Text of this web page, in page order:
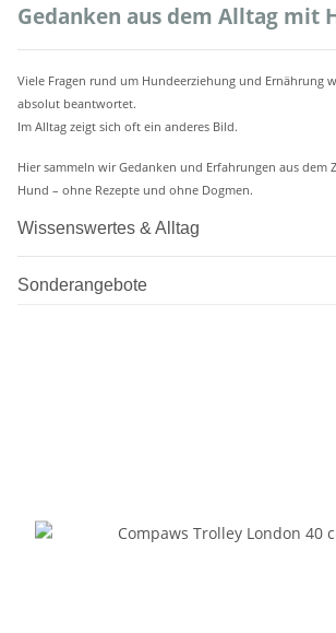
Gedanken aus dem Alltag mit
Viele Fragen rund um Hundeerziehung und Ernährung
absolut beantwortet.
Im Alltag zeigt sich oft ein anderes Bild.
Hier sammeln wir Gedanken und Erfahrungen aus dem
Hund – ohne Rezepte und ohne Dogmen.
Wissenswertes & Alltag
Sonderangebote